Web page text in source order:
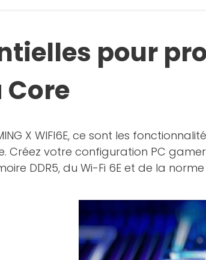
pour
X WIFI6E, ce sont les
votre configuration PC
DDR5, du Wi-Fi 6E et de la norme